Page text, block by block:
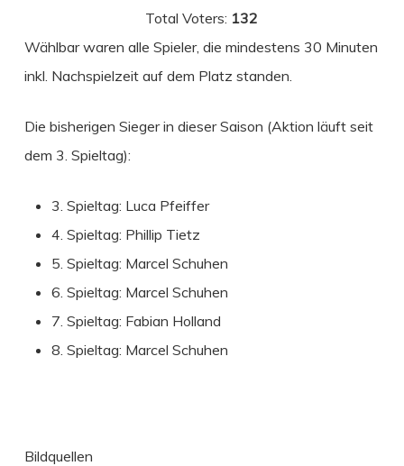
Total Voters: 132
Wählbar waren alle Spieler, die mindestens 30 Minuten
inkl. Nachspielzeit auf dem Platz standen.
Die bisherigen Sieger in dieser Saison (Aktion läuft seit
dem 3. Spieltag):
3. Spieltag: Luca Pfeiffer
4. Spieltag: Phillip Tietz
5. Spieltag: Marcel Schuhen
6. Spieltag: Marcel Schuhen
7. Spieltag: Fabian Holland
8. Spieltag: Marcel Schuhen
Bildquellen